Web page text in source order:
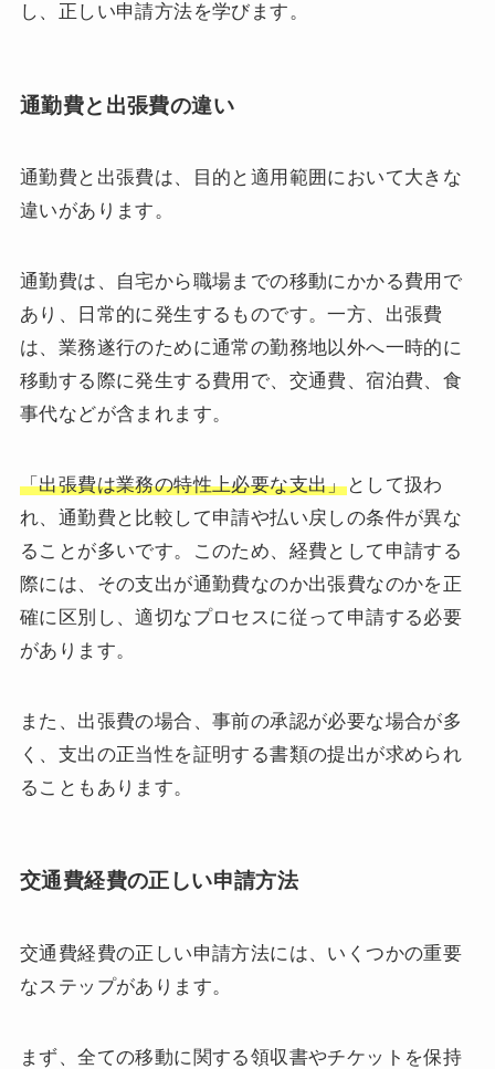
し、正しい申請方法を学びます。
通勤費と出張費の違い
通勤費と出張費は、目的と適用範囲において大きな
違いがあります。
通勤費は、自宅から職場までの移動にかかる費用で
あり、日常的に発生するものです。一方、出張費
は、業務遂行のために通常の勤務地以外へ一時的に
移動する際に発生する費用で、交通費、宿泊費、食
事代などが含まれます。
「出張費は業務の特性上必要な支出」として扱わ
れ、通勤費と比較して申請や払い戻しの条件が異な
ることが多いです。このため、経費として申請する
際には、その支出が通勤費なのか出張費なのかを正
確に区別し、適切なプロセスに従って申請する必要
があります。
また、出張費の場合、事前の承認が必要な場合が多
く、支出の正当性を証明する書類の提出が求められ
ることもあります。
交通費経費の正しい申請方法
交通費経費の正しい申請方法には、いくつかの重要
なステップがあります。
まず、全ての移動に関する領収書やチケットを保持